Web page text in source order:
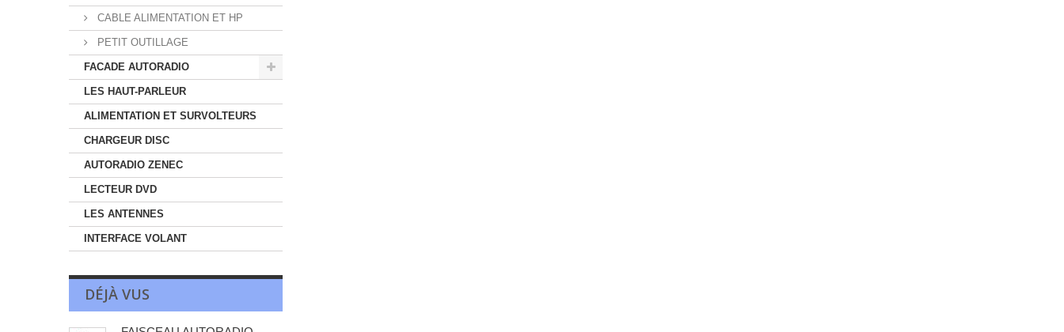
CABLE ALIMENTATION ET HP
PETIT OUTILLAGE
FACADE AUTORADIO
LES HAUT-PARLEUR
ALIMENTATION ET SURVOLTEURS
CHARGEUR DISC
AUTORADIO ZENEC
LECTEUR DVD
LES ANTENNES
INTERFACE VOLANT
DÉJÀ VUS